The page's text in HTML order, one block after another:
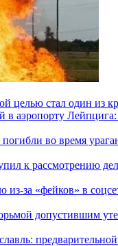
целью стал один из
в аэропорту
во время
к рассмотрению
из-за «фейков» в
допустившим